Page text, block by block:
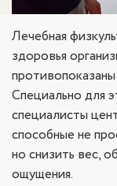
Лечебная
здоровья
Специально для
специалисты
способные не
но снизить вес,
ощущения.